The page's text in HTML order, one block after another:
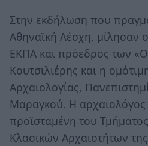
Στην εκδήλωση που
Αθηναϊκή Λέσχη, μίλησαν
ΕΚΠΑ και πρόεδρος των
Κουτσιλιέρης και η
Αρχαιολογίας,
Μαραγκού. Η
προϊσταμένη του
Κλασικών Αρχαιοτήτων